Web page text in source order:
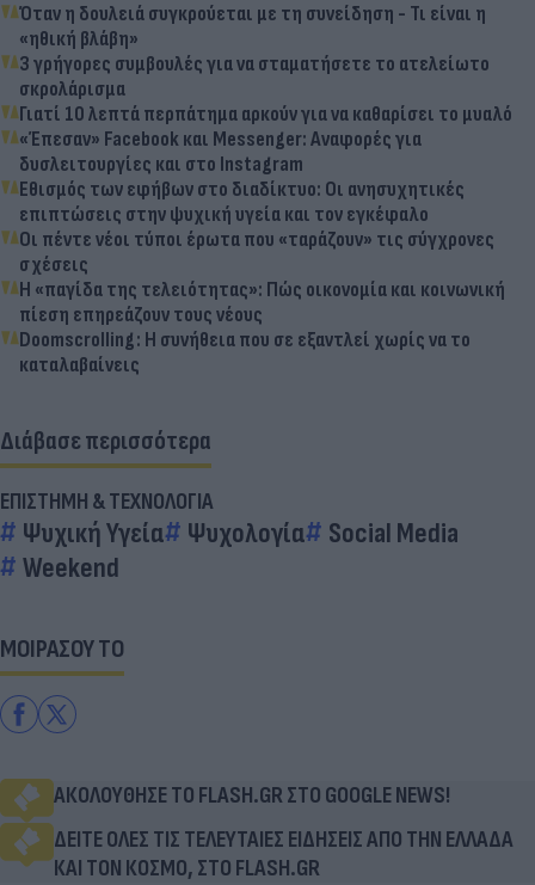
Όταν η δουλειά συγκρούεται με τη συνείδηση - Τι είναι η
«ηθική βλάβη»
3 γρήγορες συμβουλές για να σταματήσετε το ατελείωτο
σκρολάρισμα
Γιατί 10 λεπτά περπάτημα αρκούν για να καθαρίσει το μυαλό
«Έπεσαν» Facebook και Messenger: Αναφορές για
δυσλειτουργίες και στο Instagram
Εθισμός των εφήβων στο διαδίκτυο: Οι ανησυχητικές
επιπτώσεις στην ψυχική υγεία και τον εγκέφαλο
Οι πέντε νέοι τύποι έρωτα που «ταράζουν» τις σύγχρονες
σχέσεις
Η «παγίδα της τελειότητας»: Πώς οικονομία και κοινωνική
πίεση επηρεάζουν τους νέους
Doomscrolling: Η συνήθεια που σε εξαντλεί χωρίς να το
καταλαβαίνεις
Διάβασε περισσότερα
ΕΠΙΣΤΗΜΗ & ΤΕΧΝΟΛΟΓΙΑ
Ψυχική Υγεία Ψυχολογία
Social Media
Weekend
ΜΟΙΡΑΣΟΥ ΤΟ
ΑΚΟΛΟΥΘΗΣΕ ΤΟ FLASH.GR ΣΤΟ GOOGLE NEWS!
ΔΕΙΤΕ ΟΛΕΣ ΤΙΣ ΤΕΛΕΥΤΑΙΕΣ ΕΙΔΗΣΕΙΣ ΑΠΟ ΤΗΝ ΕΛΛΑΔΑ
ΚΑΙ ΤΟΝ ΚΟΣΜΟ, ΣΤΟ FLASH.GR